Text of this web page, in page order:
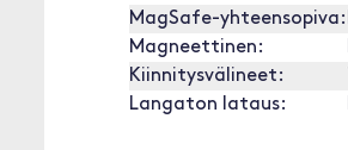
MagSafe-yhteensopiva:
Magneettinen:
Kiinnitysvälineet:
Langaton lataus: